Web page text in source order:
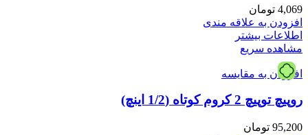
4,069 تومان
افزودن به علاقه مندی
اطلاعات بیشتر
مشاهده سریع
افزودن به مقایسه
روپیچ توپیچ 2 کروم کوتاه (1/2 اینچ)
95,200 تومان